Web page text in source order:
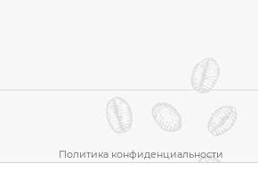
Политика конфиденциальности